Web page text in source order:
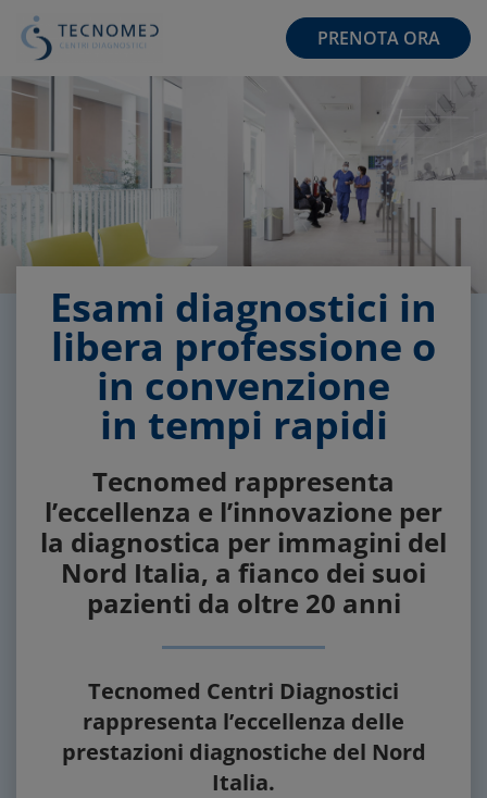
PRENOTA ORA
Esami diagnostici in
libera professione o
in convenzione
in tempi rapidi
Tecnomed rappresenta
l’eccellenza e l’innovazione per
la diagnostica per immagini del
Nord Italia, a fianco dei suoi
pazienti da oltre 20 anni
Tecnomed Centri Diagnostici
rappresenta l’eccellenza delle
prestazioni diagnostiche del Nord
Italia.